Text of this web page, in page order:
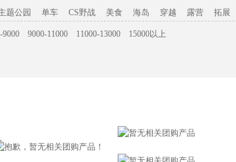
题公园 单车 CS野战 美食 海岛 穿越 露营 拓展
9000 9000-11000 11000-13000
15000以上